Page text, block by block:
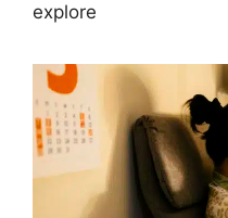
explore